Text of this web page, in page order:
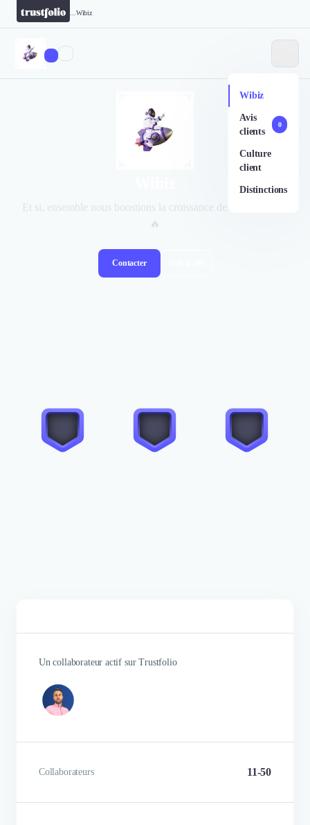
Wibiz
Wibiz
Avis
clients
0
Culture
client
Distinctions
Et si, ensemble nous boostions la croissance des entreprises ?
🔥
Contacter
Un collaborateur actif sur Trustfolio
Collaborateurs 11-50